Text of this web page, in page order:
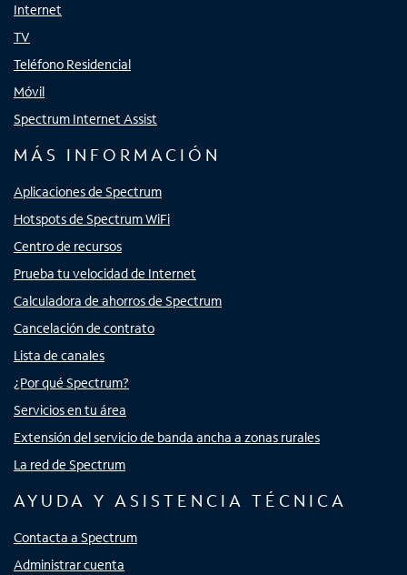
Internet
TV
Teléfono Residencial
Móvil
Spectrum Internet Assist
MÁS INFORMACIÓN
Aplicaciones de Spectrum
Hotspots de Spectrum WiFi
Centro de recursos
Prueba tu velocidad de Internet
Calculadora de ahorros de Spectrum
Cancelación de contrato
Lista de canales
¿Por qué Spectrum?
Servicios en tu área
Extensión del servicio de banda ancha a zonas rurales
La red de Spectrum
AYUDA Y ASISTENCIA TÉCNICA
Contacta a Spectrum
Administrar cuenta